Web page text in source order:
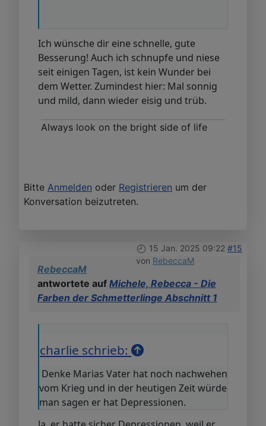
Ich wünsche dir eine schnelle, gute
Besserung! Auch ich schnupfe und niese
seit einigen Tagen, ist kein Wunder bei
dem Wetter. Zumindest hier: Mal sonnig
und mild, dann wieder eisig und trüb.
Always look on the bright side of life
Bitte Anmelden oder Registrieren um der
Konversation beizutreten.
15 Jan. 2025 09:22 #15
von RebeccaM
RebeccaM
antwortete auf Michele, Rebecca - Die
Farben der Schmetterlinge Abschnitt 1
charlie schrieb:
Denke Marias Vater hat noch nachwehen
vom Krieg und in der heutigen Zeit würde
man sagen er hat Depressionen.